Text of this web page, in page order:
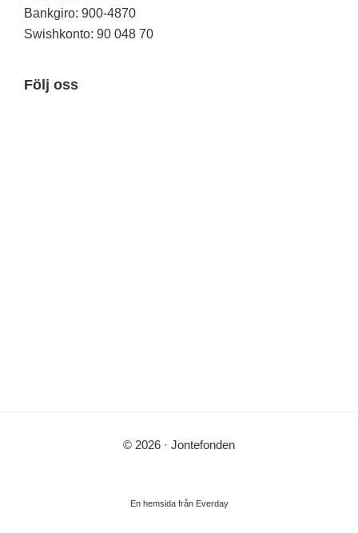
Bankgiro: 900-4870
Swishkonto: 90 048 70
Följ oss
© 2026 · Jontefonden
En hemsida från Everday